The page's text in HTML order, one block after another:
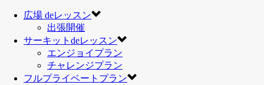
広場 deレッスン
出張開催
サーキットdeレッスン
エンジョイプラン
チャレンジプラン
フルプライベートプラン